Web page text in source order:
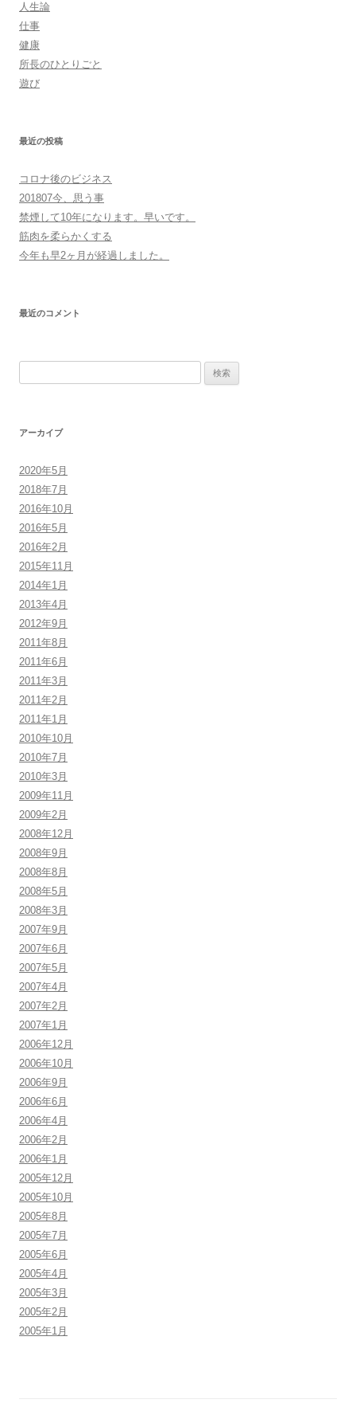
人生論
仕事
健康
所長のひとりごと
遊び
最近の投稿
コロナ後のビジネス
201807今、思う事
禁煙して10年になります。早いです。
筋肉を柔らかくする
今年も早2ヶ月が経過しました。
最近のコメント
アーカイブ
2020年5月
2018年7月
2016年10月
2016年5月
2016年2月
2015年11月
2014年1月
2013年4月
2012年9月
2011年8月
2011年6月
2011年3月
2011年2月
2011年1月
2010年10月
2010年7月
2010年3月
2009年11月
2009年2月
2008年12月
2008年9月
2008年8月
2008年5月
2008年3月
2007年9月
2007年6月
2007年5月
2007年4月
2007年2月
2007年1月
2006年12月
2006年10月
2006年9月
2006年6月
2006年4月
2006年2月
2006年1月
2005年12月
2005年10月
2005年8月
2005年7月
2005年6月
2005年4月
2005年3月
2005年2月
2005年1月